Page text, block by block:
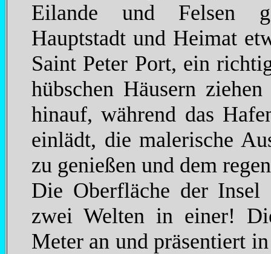
Eilande und Felsen
Hauptstadt und Heimat
Saint Peter Port, ein
hübschen Häusern
hinauf, während das
einlädt, die malerische
zu genießen und dem
Die Oberfläche der
zwei Welten in einer!
Meter an und präsentiert